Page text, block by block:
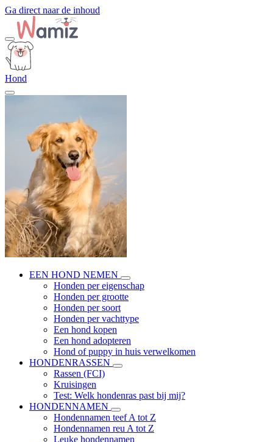
Ga direct naar de inhoud
Hond
EEN HOND NEMEN
Honden per eigenschap
Honden per grootte
Honden per soort
Honden per vachttype
Een hond kopen
Een hond adopteren
Hond of puppy in huis verwelkomen
HONDENRASSEN
Rassen (FCI)
Kruisingen
Test: Welk hondenras past bij mij?
HONDENNAMEN
Hondennamen teef A tot Z
Hondennamen reu A tot Z
Leuke hondennamen